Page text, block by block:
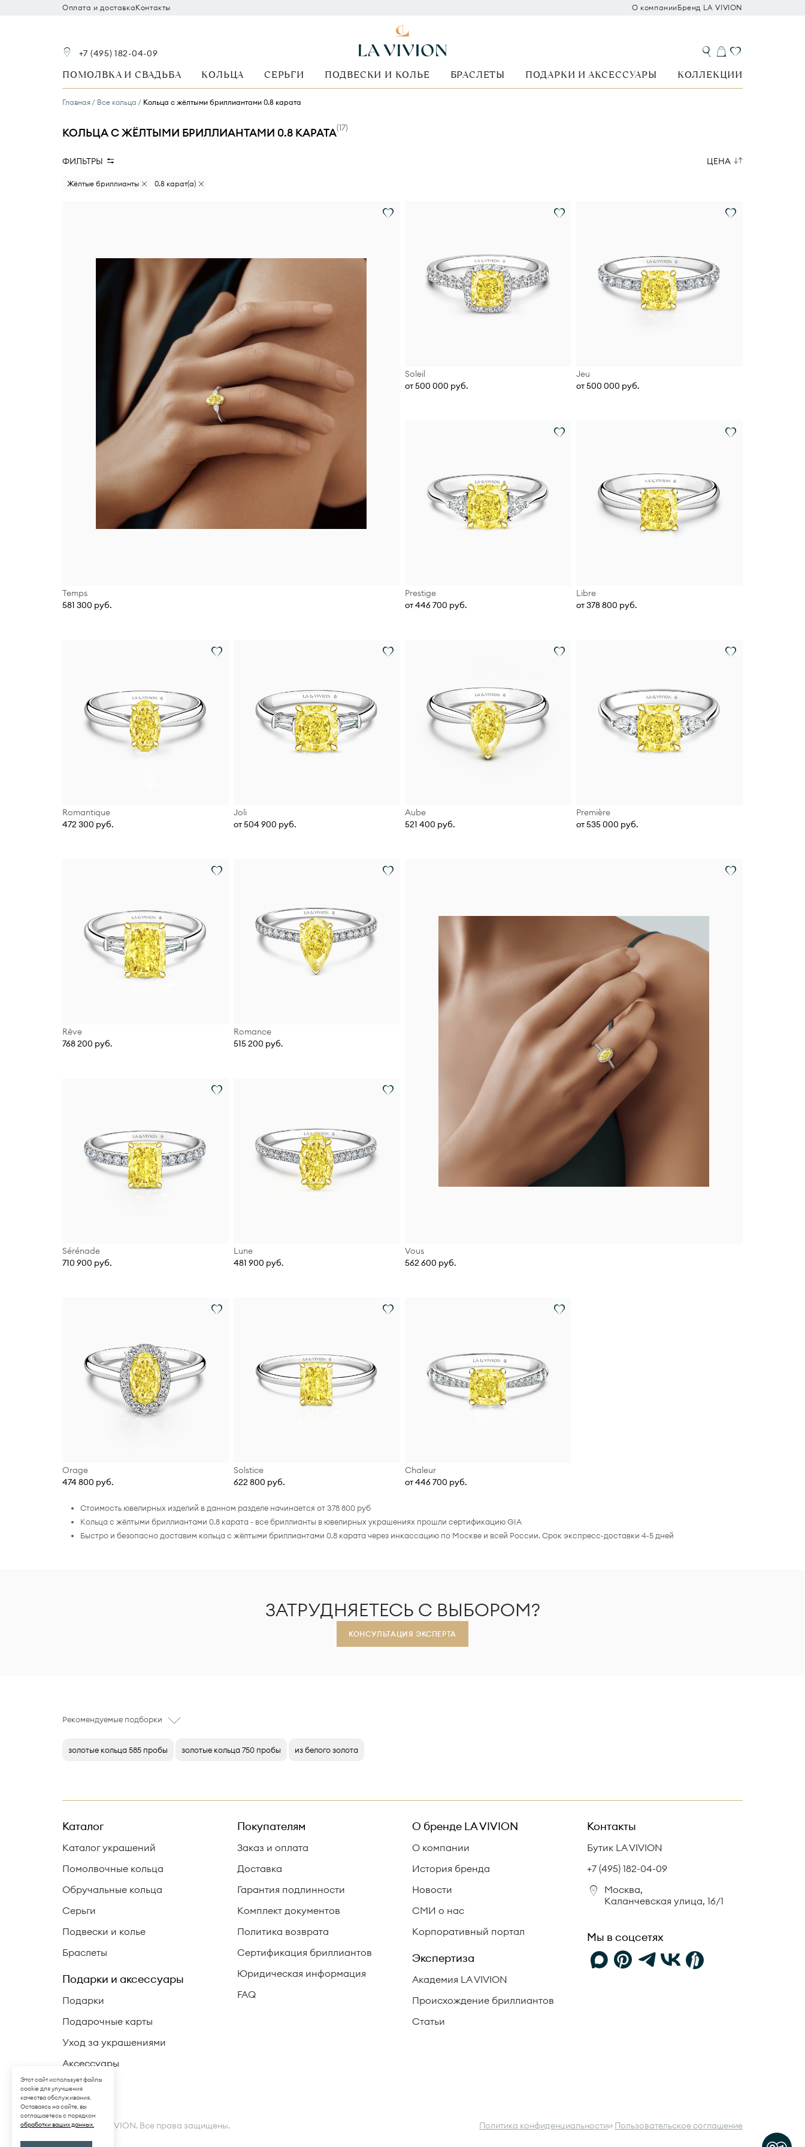
Оплата и доставкаКонтакты О компанииБренд LA VIVION
+7 (495) 182-04-09
ПОМОЛВКА И СВАДЬБА КОЛЬЦА СЕРЬГИ ПОДВЕСКИ И КОЛЬЕ БРАСЛЕТЫ ПОДАРКИ И АКСЕССУАРЫ КОЛЛЕКЦИИ
Главная Все кольца Кольца с жёлтыми бриллиантами 0.8 карата
КОЛЬЦА С ЖЁЛТЫМИ БРИЛЛИАНТАМИ 0.8 КАРАТА(17)
ФИЛЬТРЫ
Жёлтые бриллианты 0.8 карат(а)
ЦЕНА
Temps
581 300 руб.
Soleil
от 500 000 руб.
Jeu
от 500 000 руб.
Prestige
от 446 700 руб.
Libre
от 378 800 руб.
Romantique
472 300 руб.
Joli
от 504 900 руб.
Aube
521 400 руб.
Première
от 535 000 руб.
Rêve
768 200 руб.
Romance
515 200 руб.
Vous
562 600 руб.
Sérénade
710 900 руб.
Lune
481 900 руб.
Orage
474 800 руб.
Solstice
622 800 руб.
Chaleur
от 446 700 руб.
Стоимость ювелирных изделий в данном разделе начинается от 378 800 руб
Кольца с жёлтыми бриллиантами 0.8 карата - все бриллианты в ювелирных украшениях прошли сертификацию GIA
Быстро и безопасно доставим кольца с жёлтыми бриллиантами 0.8 карата через инкассацию по Москве и всей России. Срок экспресс-доставки 4-5 дней
ЗАТРУДНЯЕТЕСЬ С ВЫБОРОМ?
КОНСУЛЬТАЦИЯ ЭКСПЕРТА
Рекомендуемые подборки
золотые кольца 585 пробы золотые кольца 750 пробы из белого золота
Этот сайт использует файлы
cookie для улучшения
качества обслуживания.
Оставаясь на сайте, вы
соглашаетесь с порядком
обработки ваших данных.
Каталог
Каталог украшений
Помолвочные кольца
Обручальные кольца
Серьги
Подвески и колье
Браслеты
Подарки и аксессуары
Подарки
Подарочные карты
Уход за украшениями
Аксессуары
Покупателям
Заказ и оплата
Доставка
Гарантия подлинности
Комплект документов
Политика возврата
Сертификация бриллиантов
Юридическая информация
FAQ
О бренде LA VIVION
О компании
История бренда
Новости
СМИ о нас
Корпоративный портал
Экспертиза
Академия LA VIVION
Происхождение бриллиантов
Статьи
Контакты
Бутик LA VIVION
+7 (495) 182-04-09
Москва,
Каланчевская улица, 16/1
Мы в соцсетях
© 2026 LA VIVION. Все права защищены. Политика конфиденциальностии Пользовательское соглашение